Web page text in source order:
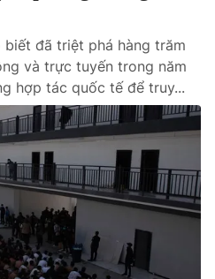
biết đã triệt phá hàng trăm
và trực tuyến trong năm
hợp tác quốc tế để truy...